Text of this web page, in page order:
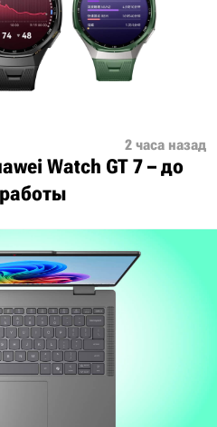
2 часа назад
Watch GT 7 – до